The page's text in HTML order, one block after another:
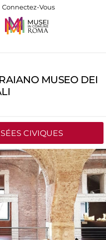
Connectez-Vous
MUSEO DEI
CIVIQUES